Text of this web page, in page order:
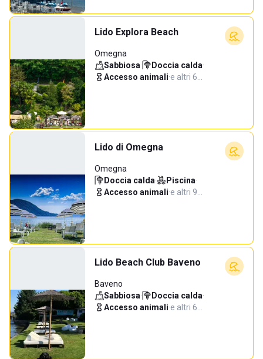
Lido Explora Beach
Omegna
Sabbiosa· Doccia calda·
Accesso animali·e altri 6…
Lido di Omegna
Omegna
Doccia calda· Piscina·
Accesso animali·e altri 9…
Lido Beach Club Baveno
Baveno
Sabbiosa· Doccia calda·
Accesso animali·e altri 6…